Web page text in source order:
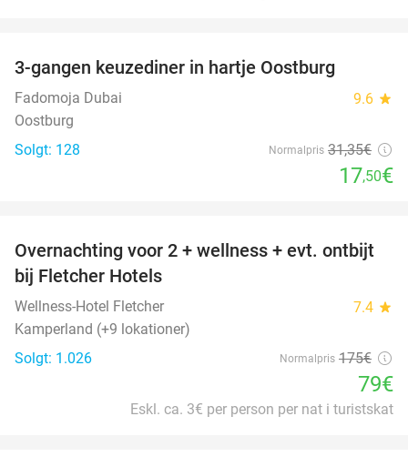
3-gangen keuzediner in hartje Oostburg
Fadomoja Dubai 9.6 star
Oostburg
Solgt: 128
Normalpris 31,35€
17,50€
55%
Overnachting voor 2 + wellness + evt. ontbijt
bij Fletcher Hotels
Wellness-Hotel Fletcher 7.4 star
Kamperland (+9 lokationer)
Solgt: 1.026
Normalpris 175€
79€
Eskl. ca. 3€ per person per nat i turistskat